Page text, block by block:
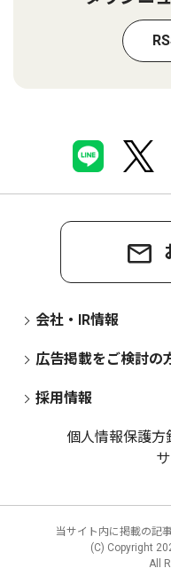
会社・IR情報
広告掲載をご検討の
採用情報
個人情報保護方
当サイト内に掲載の記
(C) Copyright
All